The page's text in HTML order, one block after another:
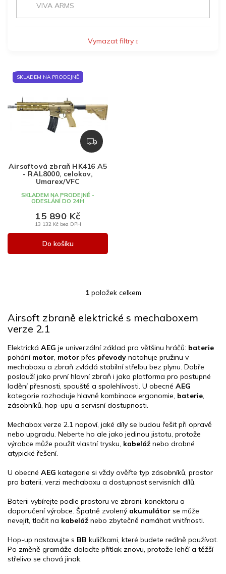
VIVA ARMS
Vymazat filtry
V
i
u
SKLADEM NA PRODEJNĚ
Z
D
R
Airsoftová zbraň HK416 A5
- RAL8000, celokov,
Umarex/VFC
SKLADEM NA PRODEJNĚ -
ODESLÁNÍ DO 24H
13 132 Kč bez DPH
15 890 Kč
Do košíku
O
l
a
c
í
p
r
v
k
v
ý
p
u
1položek celkem
Airsoft zbraně elektrické s mechaboxem
verze 2.1
Elektrická AEG je univerzální základ pro většinu hráčů: baterie
pohání motor, motor přes převody natahuje pružinu v
mechaboxu a zbraň zvládá stabilní střelbu bez plynu. Dobře
poslouží jako první hlavní zbraň i jako platforma pro postupné
ladění přesnosti, spouště a spolehlivosti. U obecné AEG
kategorie rozhoduje hlavně kombinace ergonomie, baterie,
zásobníků, hop-upu a servisní dostupnosti.
Mechabox verze 2.1 napoví, jaké díly se budou řešit při opravě
nebo upgradu. Neberte ho ale jako jedinou jistotu, protože
výrobce může použít vlastní trysku, kabeláž nebo drobné
atypické řešení.
U obecné AEG kategorie si vždy ověřte typ zásobníků, prostor
pro baterii, verzi mechaboxu a dostupnost servisních dílů.
Baterii vybírejte podle prostoru ve zbrani, konektoru a
doporučení výrobce. Špatně zvolený akumulátor se může
nevejít, tlačit na kabeláž nebo zbytečně namáhat vnitřnosti.
Hop-up nastavujte s BB kuličkami, které budete reálně používat.
Po změně gramáže dolaďte přítlak znovu, protože lehčí a těžší
střelivo se chová jinak.